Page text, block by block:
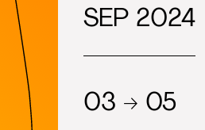
SEP 2024
03 → 05